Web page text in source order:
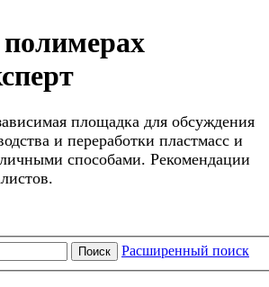
площадка для обсуждения
и переработки пластмасс и
способами. Рекомендации
Поиск Расширенный поиск